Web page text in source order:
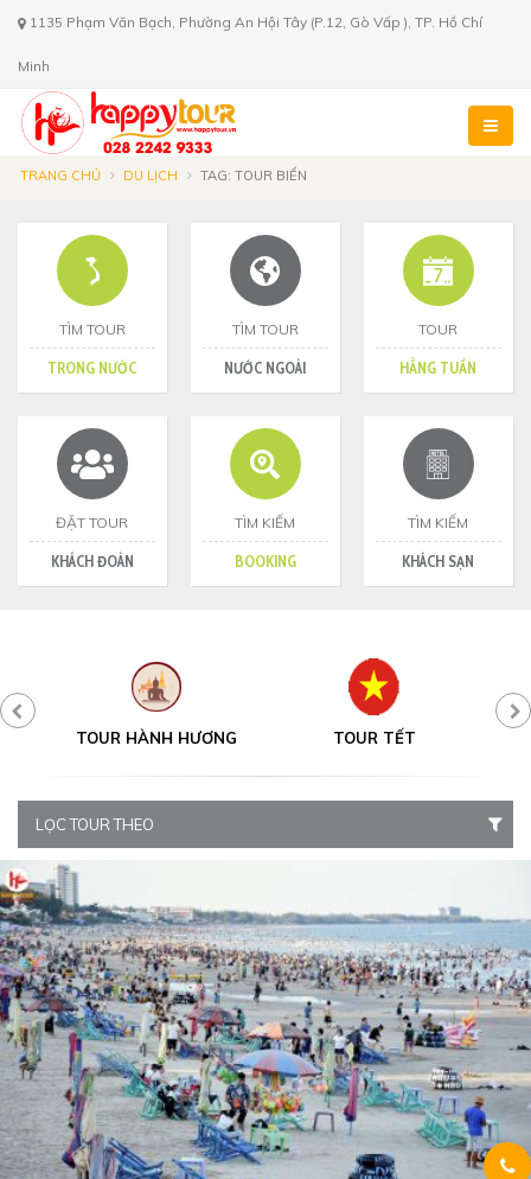
1135 Phạm Văn Bạch, Phường An Hội Tây (P.12, Gò Vấp ), TP. Hồ Chí
Minh
TRANG CHỦ DU LỊCH TAG: TOUR BIỂN
TÌM TOUR
TRONG NƯỚC
TÌM TOUR
NƯỚC NGOÀI
TOUR
HẰNG TUẦN
ĐẶT TOUR
KHÁCH ĐOÀN
TÌM KIẾM
BOOKING
TÌM KIẾM
KHÁCH SẠN
TOUR HÀNH HƯƠNG TOUR TẾT
LỌC TOUR THEO